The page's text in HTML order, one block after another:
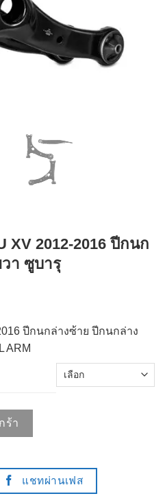
XV 2012-2016 ปีกนก
า ซูบารุ
ปีกนกล่างซ้าย ปีกนกล่าง
ARM
2012-2016 ปีกนกล่างซ้าย ปีกนกล่า
ร้า
แชทผ่านเฟส